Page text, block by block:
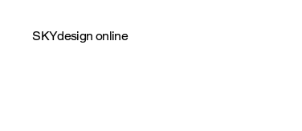
SKYdesign online